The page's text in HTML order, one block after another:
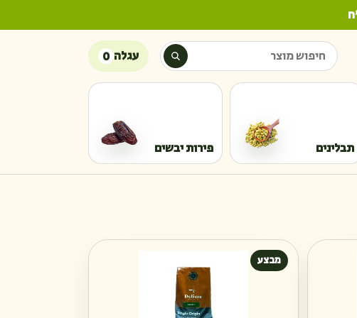
חיפוש מוצר עגלה 0
תבלינים פירות יבשים
מבצע